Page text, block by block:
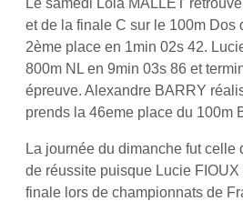
Le samedi Lola MALLET
et de la finale C sur le 100m Dos
2ème place en 1min 02s 42.
800m NL en 9min 03s 86 et
épreuve. Alexandre BARRY
prends la 46eme place du 100m
La journée du dimanche fut celle
de réussite puisque Lucie
finale lors de championnats de